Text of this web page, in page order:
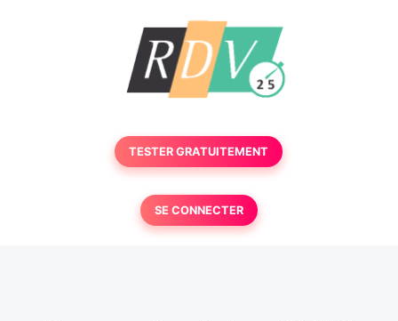
TESTER GRATUITEMENT
SE CONNECTER